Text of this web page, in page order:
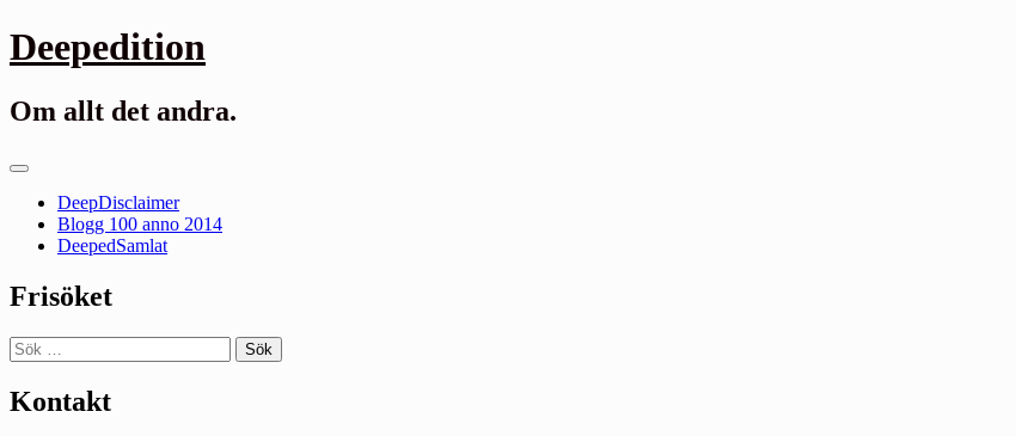
Gå
till
Deepedition
Om allt det andra.
Primär
DeepDisclaimer
Blogg 100 anno 2014
DeepedSamlat
Frisöket
Sök
efter:
Kontakt